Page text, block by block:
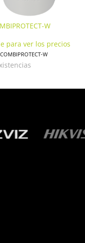
W
para ver los precios
COMBIPROTECT-W